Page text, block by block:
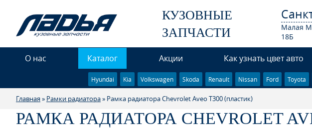
КУЗОВНЫЕ
ЗАПЧАСТИ
Малая
18Б
О нас Каталог Акции Как узнать цвет авто
Hyundai Kia Volkswagen Skoda Renault Nissan Ford Toyota
Главная » Рамки радиатора» Рамка радиатора Chevrolet Aveo T300 (пластик)
РАМКА РАДИАТОРА CHEVROLET